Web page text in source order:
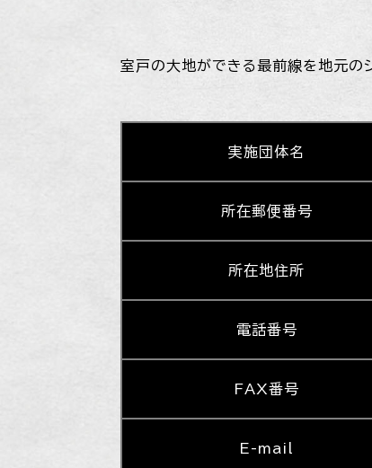
室戸の大地ができる最前線を地元の
実施団体名
所在郵便番号
所在地住所
電話番号
FAX番号
E-mail